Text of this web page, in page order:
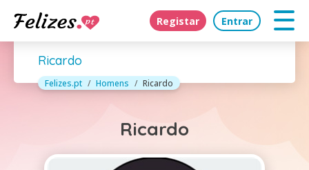
Registar Entrar
Ricardo
Felizes.pt Homens Ricardo
Ricardo